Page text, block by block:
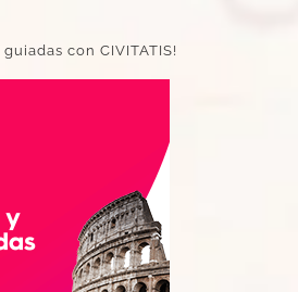
con CIVITATIS!